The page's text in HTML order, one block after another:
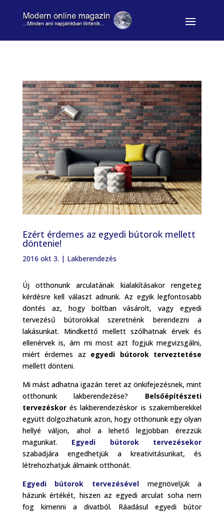
Ezért érdemes az egyedi bútorok mellett
döntenie!
2016 okt 3. | Lakberendezés
Új otthonunk arculatának kialakításakor rengeteg
kérdésre kell választ adnunk. Az egyik legfontosabb
döntés az, hogy boltban vásárolt, vagy egyedi
tervezésű bútorokkal szeretnénk berendezni a
lakásunkat. Mindkettő mellett szólhatnak érvek és
ellenérvek is, ám mi most azt fogjuk megvizsgálni,
miért érdemes az egyedi bútorok terveztetése
mellett dönteni.
Mi mást adhatna igazán teret az önkifejezésnek, mint
otthonunk lakberendezése? Belsőépítészeti
tervezéskorés lakberendezéskor is szakemberekkel
együtt dolgozhatunk azon, hogy otthonunk egy olyan
hellyé váljon, ahol a lehető legjobban érezzük
magunkat. Egyedi bútorok tervezésekor
szabadjára engedhetjük a kreativitásunkat, és
létrehozhatjuk álmaink otthonát.
Egyedi bútorok tervezésével megnöveljük a
házunk értékét, hiszen az egyedi arculat soha nem
fog kimenni a divatból. Ráadásul egyedi bútor